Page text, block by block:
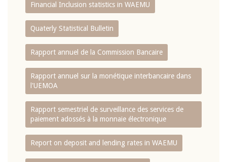
Financial Inclusion statistics in WAEMU
Quaterly Statistical Bulletin
Rapport annuel de la Commission Bancaire
Rapport annuel sur la monétique interbancaire dans
l'UEMOA
Rapport semestriel de surveillance des services de
paiement adossés à la monnaie électronique
Report on deposit and lending rates in WAEMU